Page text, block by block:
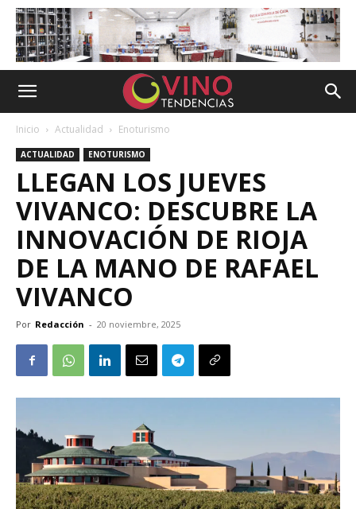
Inicio Actualidad Enoturismo
ACTUALIDAD ENOTURISMO
LLEGAN LOS JUEVES
VIVANCO: DESCUBRE LA
INNOVACIÓN DE RIOJA
DE LA MANO DE RAFAEL
VIVANCO
Por Redacción - 20 noviembre, 2025